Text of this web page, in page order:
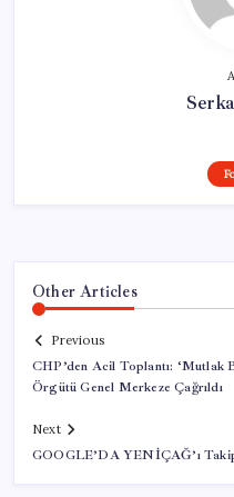
Other Articles
Previous
CHP’den Acil Toplantı: ‘Mutlak
Örgütü Genel Merkeze Çağrıldı
Next
GOOGLE’DA YENİÇAĞ’ı